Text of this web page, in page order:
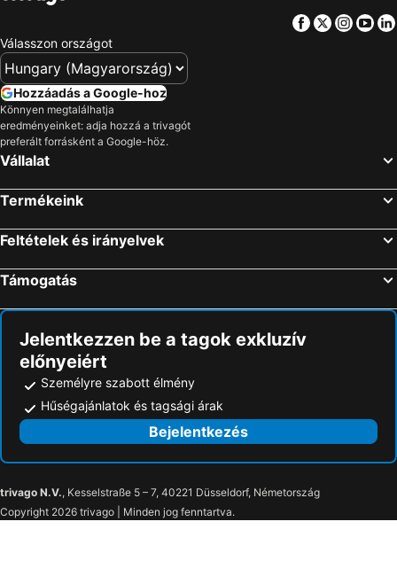
Facebook
Twitter
Válasszon országot
Hozzáadás a Google-hoz
Könnyen megtalálhatja
eredményeinket: adja hozzá a trivagót
preferált forrásként a Google-höz.
Vállalat
Termékeink
Feltételek és irányelvek
Támogatás
Jelentkezzen be a tagok exkluzív
előnyeiért
Személyre szabott élmény
Hűségajánlatok és tagsági árak
Bejelentkezés
trivago N.V., Kesselstraße 5 – 7, 40221 Düsseldorf, Németország
Copyright 2026 trivago | Minden jog fenntartva.